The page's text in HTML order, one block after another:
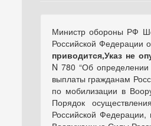
Министр обороны РФ
Российской Федерации
приводится,Указ не
N 780 “Об
выплаты гражданам
по мобилизации в
Порядок
Российской